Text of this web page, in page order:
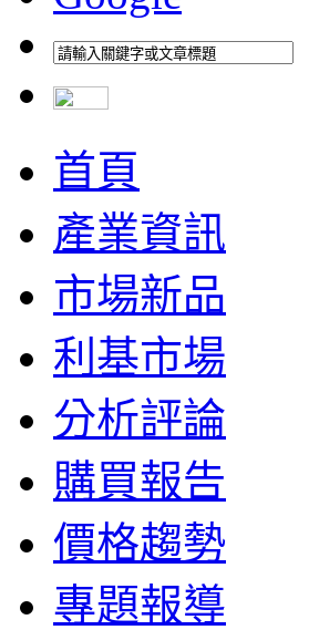
首頁
產業資訊
市場新品
利基市場
分析評論
購買報告
價格趨勢
專題報導